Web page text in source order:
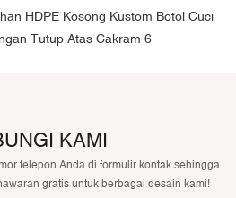
KAMI
telepon Anda di formulir kontak sehingga
gratis untuk berbagai desain kami!